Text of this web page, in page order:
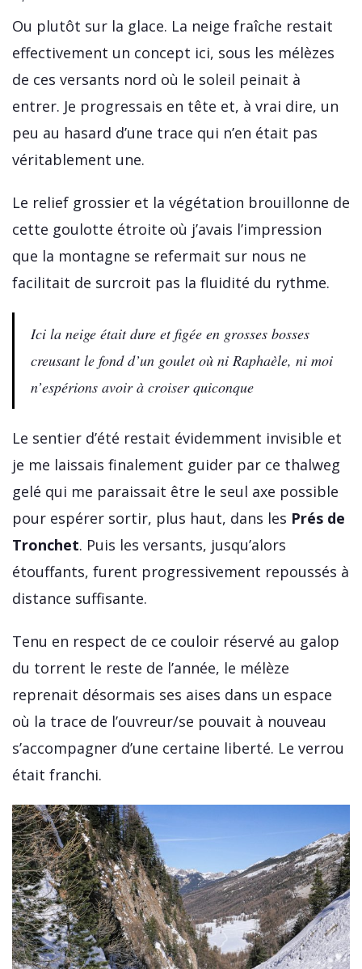
Ou plutôt sur la glace. La neige fraîche restait
effectivement un concept ici, sous les mélèzes
de ces versants nord où le soleil peinait à
entrer. Je progressais en tête et, à vrai dire, un
peu au hasard d’une trace qui n’en était pas
véritablement une.
Le relief grossier et la végétation brouillonne de
cette goulotte étroite où j’avais l’impression
que la montagne se refermait sur nous ne
facilitait de surcroit pas la fluidité du rythme.
Ici la neige était dure et figée en grosses bosses
creusant le fond d’un goulet où ni Raphaèle, ni moi
n’espérions avoir à croiser quiconque
Le sentier d’été restait évidemment invisible et
je me laissais finalement guider par ce thalweg
gelé qui me paraissait être le seul axe possible
pour espérer sortir, plus haut, dans les Prés de
Tronchet. Puis les versants, jusqu’alors
étouffants, furent progressivement repoussés à
distance suffisante.
Tenu en respect de ce couloir réservé au galop
du torrent le reste de l’année, le mélèze
reprenait désormais ses aises dans un espace
où la trace de l’ouvreur/se pouvait à nouveau
s’accompagner d’une certaine liberté. Le verrou
était franchi.